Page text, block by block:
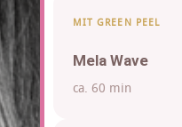
MIT GREEN PEEL
Mela Wave
ca. 60 min